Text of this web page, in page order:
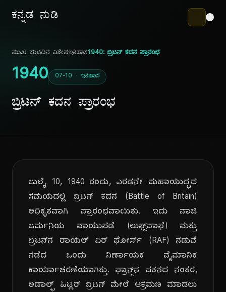
ಕನ್ನಡ ನುಡಿ
ಮುಖ ಪುಟದಿನ ವಿಶೇಷಇತಿಹಾಸ1940: ಬ್ರಿಟನ್ ಕದನ ಪ್ರಾರಂಭ
1940 07-10 · ಇತಿಹಾಸ
ಬ್ರಿಟನ್ ಕದನ ಪ್ರಾರಂಭ
ಜುಲೈ 10, 1940 ರಂದು, ಎರಡನೇ ಮಹಾಯುದ್ಧದ
ಸಮಯದಲ್ಲಿ ಬ್ರಿಟನ್ ಕದನ (Battle of Britain)
ಅಧಿಕೃತವಾಗಿ ಪ್ರಾರಂಭವಾಯಿತು. ಇದು ನಾಜಿ
ಜರ್ಮನಿಯ ವಾಯುಪಡೆ (ಲುಫ್ಟ್‌ವಾಫೆ) ಮತ್ತು
ಬ್ರಿಟನ್‌ನ ರಾಯಲ್ ಏರ್ ಫೋರ್ಸ್ (RAF) ನಡುವೆ
ನಡೆದ ಒಂದು ನಿರ್ಣಾಯಕ ವೈಮಾನಿಕ
ಕಾರ್ಯಾಚರಣೆಯಾಗಿತ್ತು. ಫ್ರಾನ್ಸ್‌ನ ಪತನದ ನಂತರ,
ಅಡಾಲ್ಫ್ ಹಿಟ್ಲರ್ ಬ್ರಿಟನ್ ಮೇಲೆ ಆಕ್ರಮಣ ಮಾಡಲು